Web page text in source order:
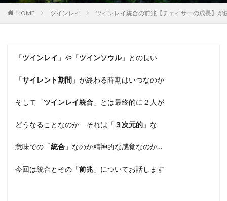
HOME ツインレイ ツインレイ統合の前兆【チェイサーの成長】が
「ツインレイ 」や「ツインソウル」との長い
「サイレント期間 」が終わる時期はいつなのか
そして「ツインレイ統合 」とは最終的に２人が
どうなることなのか それは「 ３次元的 」な
意味での「統合 」なのか精神的な感覚なのか…
今回は統合とその「前兆」についてお話します